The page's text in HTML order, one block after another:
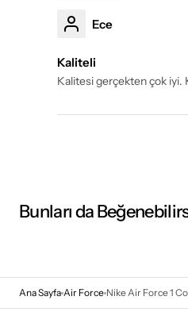
Ece
Kaliteli
Kalitesi gerçekten çok iyi.
Bunları da
Ana Sayfa Air Force Nike Air Force 1